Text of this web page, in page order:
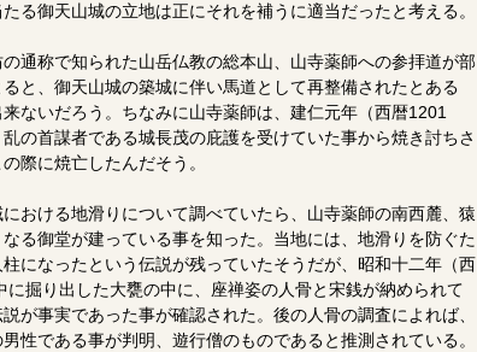
る御天山城の立地は正にそれを補うに適当だったと考える。
通称で知られた山岳仏教の総本山、山寺薬師への参拝道が部
と、御天山城の築城に伴い馬道として再整備されたとある
ないだろう。ちなみに山寺薬師は、建仁元年（西暦1201
の首謀者である城長茂の庇護を受けていた事から焼き討ちさ
際に焼亡したんだそう。
おける地滑りについて調べていたら、山寺薬師の南西麓、猿
る御堂が建っている事を知った。当地には、地滑りを防ぐた
になったという伝説が残っていたそうだが、昭和十二年（西
に掘り出した大甕の中に、座禅姿の人骨と宋銭が納められて
が事実であった事が確認された。後の人骨の調査によれば、
性である事が判明、遊行僧のものであると推測されている。